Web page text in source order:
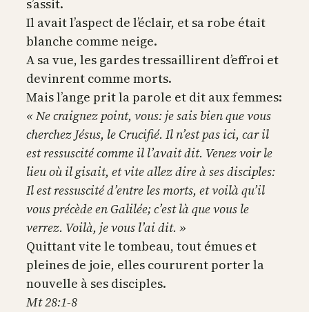
s’assit.
Il avait l’aspect de l’éclair, et sa robe était
blanche comme neige.
A sa vue, les gardes tressaillirent d’effroi et
devinrent comme morts.
Mais l’ange prit la parole et dit aux femmes:
« Ne craignez point, vous: je sais bien que vous
cherchez Jésus, le Crucifié. Il n’est pas ici, car il
est ressuscité comme il l’avait dit. Venez voir le
lieu où il gisait, et vite allez dire à ses disciples:
Il est ressuscité d’entre les morts, et voilà qu’il
vous précède en Galilée; c’est là que vous le
verrez. Voilà, je vous l’ai dit. »
Quittant vite le tombeau, tout émues et
pleines de joie, elles coururent porter la
nouvelle à ses disciples.
Mt 28:1-8